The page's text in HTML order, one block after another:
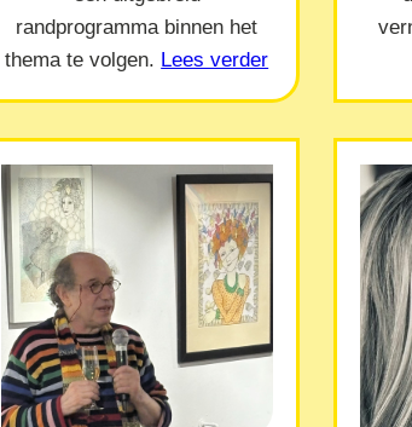
randprogramma binnen het
thema te volgen. Lees verder